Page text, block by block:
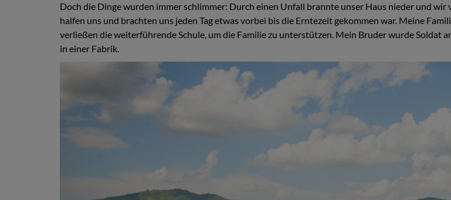
Doch die Dinge wurden immer schlimmer: Durch einen Unfall brannte unser Haus nieder und
halfen uns und brachten uns jeden Tag etwas vorbei bis die Erntezeit gekommen war. Meine
verließen die weiterführende Schule, um die Familie zu unterstützen. Mein Bruder wurde Soldat
in einer Fabrik.